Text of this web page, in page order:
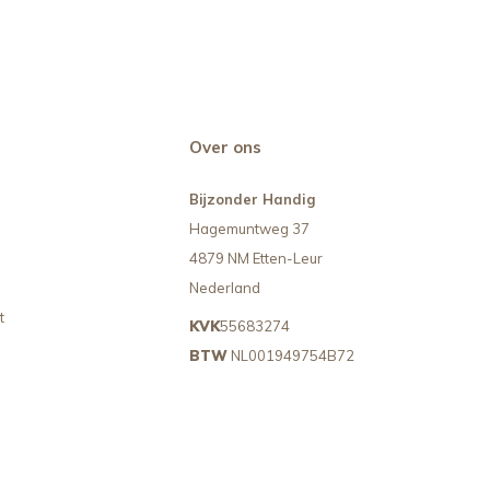
Over ons
Bijzonder Handig
Hagemuntweg 37
4879 NM Etten-Leur
Nederland
KVK55683274
BTW NL001949754B72